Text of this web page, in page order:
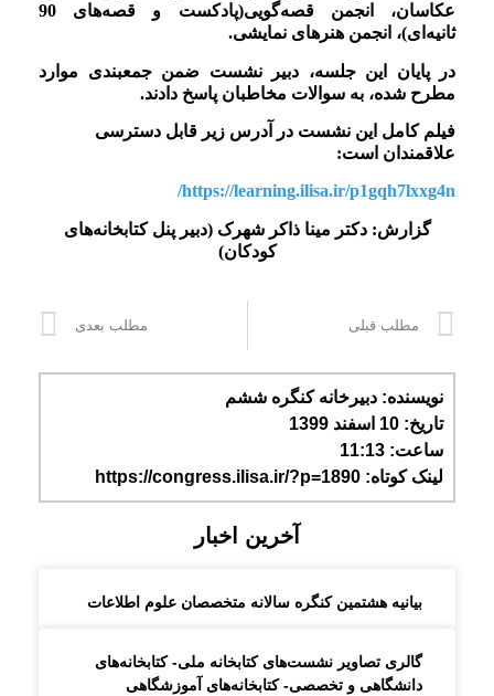
عکاسان، انجمن قصه‌گویی(پادکست و قصه‌های 90
ثانیه‌ای)، انجمن هنرهای نمایشی.
در پایان این جلسه، دبیر نشست ضمن جمع­بندی موارد
مطرح شده، به سوالات مخاطبان پاسخ دادند.
فیلم کامل این نشست در آدرس زیر قابل دسترسی
علاقمندان است:
https://learning.ilisa.ir/p1gqh7lxxg4n/
گزارش: دکتر مینا ذاکر شهرک (دبیر پنل کتابخانه‌های
کودکان)
مطلب قبلی مطلب بعدی
نویسنده: دبیرخانه کنگره ششم
تاریخ: 10 اسفند 1399
ساعت: 11:13
لینک کوتاه: https://congress.ilisa.ir/?p=1890
آخرین اخبار
بیانیه هشتمین کنگره سالانه متخصصان علوم اطلاعات
گالری تصاویر نشست‌های کتابخانه ملی- کتابخانه‌های
دانشگاهی و تخصصی- کتابخانه‌های آموزشگاهی